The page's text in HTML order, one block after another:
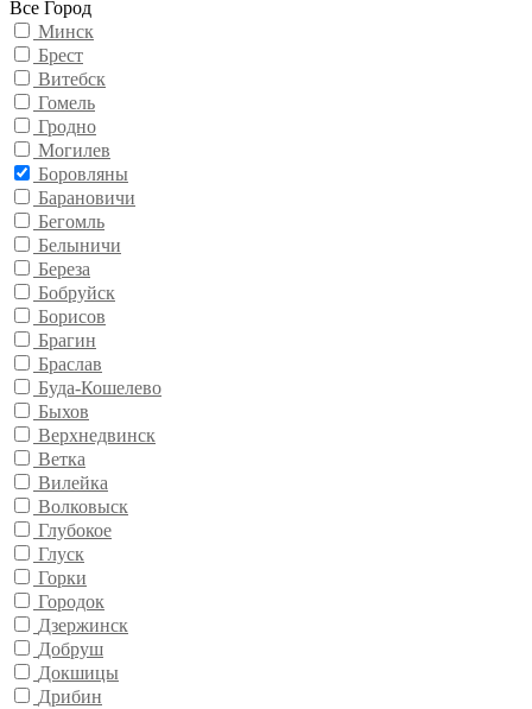
Все Город
Минск
Брест
Витебск
Гомель
Гродно
Могилев
Боровляны
Барановичи
Бегомль
Белыничи
Береза
Бобруйск
Борисов
Брагин
Браслав
Буда-Кошелево
Быхов
Верхнедвинск
Ветка
Вилейка
Волковыск
Глубокое
Глуск
Горки
Городок
Дзержинск
Добруш
Докшицы
Дрибин